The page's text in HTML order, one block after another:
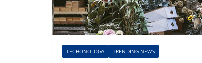
TECHONOLOGY TRENDING NEWS